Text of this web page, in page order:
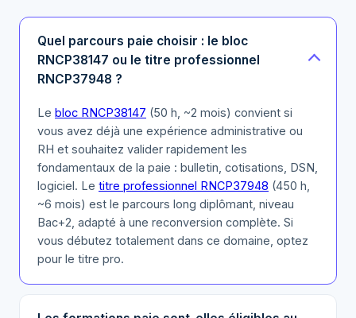
Quel parcours paie choisir : le bloc
RNCP38147 ou le titre professionnel
RNCP37948 ?
Le bloc RNCP38147 (50 h, ~2 mois) convient si
vous avez déjà une expérience administrative ou
RH et souhaitez valider rapidement les
fondamentaux de la paie : bulletin, cotisations, DSN,
logiciel. Le titre professionnel RNCP37948 (450 h,
~6 mois) est le parcours long diplômant, niveau
Bac+2, adapté à une reconversion complète. Si
vous débutez totalement dans ce domaine, optez
pour le titre pro.